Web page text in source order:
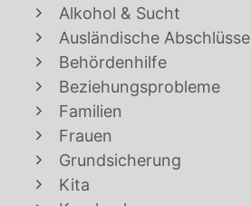
Alkohol & Sucht
Ausländische Abschlüsse
Behördenhilfe
Beziehungsprobleme
Familien
Frauen
Grundsicherung
Kita